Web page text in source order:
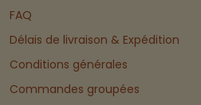
FAQ
Délais de livraison & Expédition
Conditions générales
Commandes groupées